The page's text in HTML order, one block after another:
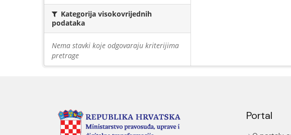
Kategorija visokovrijednih
podataka
Nema stavki koje odgovaraju kriterijima
pretrage